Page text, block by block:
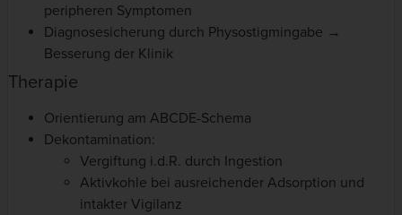
peripheren Symptomen
Diagnosesicherung durch Physostigmingabe →
Besserung der Klinik
Therapie
Orientierung am ABCDE-Schema
Dekontamination:
Vergiftung i.d.R. durch Ingestion
Aktivkohle bei ausreichender Adsorption und
intakter Vigilanz